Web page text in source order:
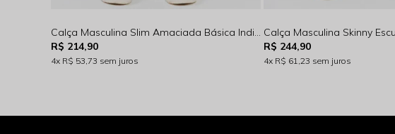
Calça Masculina Slim Amaciada Básica Indigo Escuro Rocksham - RS00117
R$ 214,90
4x R$ 53,73 sem juros
R$ 244,90
4x R$ 61,23 sem juros